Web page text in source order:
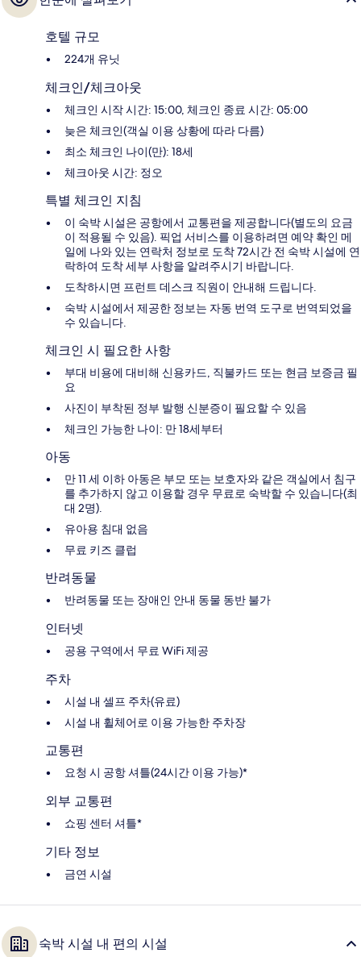
호텔 규모
224개 유닛
체크인/체크아웃
체크인 시작 시간: 15:00, 체크인 종료 시간: 05:00
늦은 체크인(객실 이용 상황에 따라 다름)
최소 체크인 나이(만): 18세
체크아웃 시간: 정오
특별 체크인 지침
이 숙박 시설은 공항에서 교통편을 제공합니다(별도의 요금
이 적용될 수 있음). 픽업 서비스를 이용하려면 예약 확인 메
일에 나와 있는 연락처 정보로 도착 72시간 전 숙박 시설에 연
락하여 도착 세부 사항을 알려주시기 바랍니다.
도착하시면 프런트 데스크 직원이 안내해 드립니다.
숙박 시설에서 제공한 정보는 자동 번역 도구로 번역되었을
수 있습니다.
체크인 시 필요한 사항
부대 비용에 대비해 신용카드, 직불카드 또는 현금 보증금 필
요
사진이 부착된 정부 발행 신분증이 필요할 수 있음
체크인 가능한 나이: 만 18세부터
아동
만 11 세 이하 아동은 부모 또는 보호자와 같은 객실에서 침구
를 추가하지 않고 이용할 경우 무료로 숙박할 수 있습니다(최
대 2명).
유아용 침대 없음
무료 키즈 클럽
반려동물
반려동물 또는 장애인 안내 동물 동반 불가
인터넷
공용 구역에서 무료 WiFi 제공
주차
시설 내 셀프 주차(유료)
시설 내 휠체어로 이용 가능한 주차장
교통편
요청 시 공항 셔틀(24시간 이용 가능)*
외부 교통편
쇼핑 센터 셔틀*
기타 정보
금연 시설
숙박 시설 내 편의 시설